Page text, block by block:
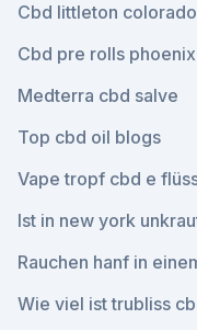
Cbd littleton colorado
Cbd pre rolls phoenix
Medterra cbd salve
Top cbd oil blogs
Vape tropf cbd e
Ist in new york
Rauchen hanf in
Wie viel ist trubliss